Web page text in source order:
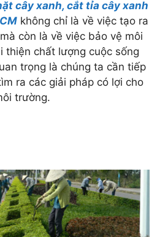
cây xanh, cắt tỉa cây xanh
không chỉ là về việc tạo ra
còn là về việc bảo vệ môi
thiện chất lượng cuộc sống
trọng là chúng ta cần tiếp
ra các giải pháp có lợi cho
trường.